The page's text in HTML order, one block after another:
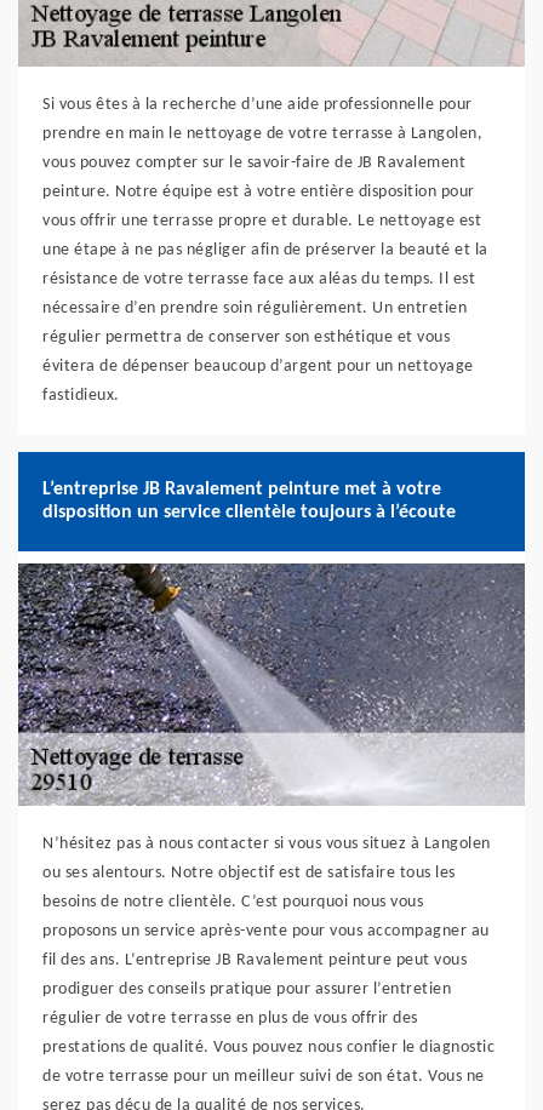
Si vous êtes à la recherche d’une aide professionnelle pour
prendre en main le nettoyage de votre terrasse à Langolen,
vous pouvez compter sur le savoir-faire de JB Ravalement
peinture. Notre équipe est à votre entière disposition pour
vous offrir une terrasse propre et durable. Le nettoyage est
une étape à ne pas négliger afin de préserver la beauté et la
résistance de votre terrasse face aux aléas du temps. Il est
nécessaire d’en prendre soin régulièrement. Un entretien
régulier permettra de conserver son esthétique et vous
évitera de dépenser beaucoup d’argent pour un nettoyage
fastidieux.
L’entreprise JB Ravalement peinture met à votre
disposition un service clientèle toujours à l’écoute
N’hésitez pas à nous contacter si vous vous situez à Langolen
ou ses alentours. Notre objectif est de satisfaire tous les
besoins de notre clientèle. C’est pourquoi nous vous
proposons un service après-vente pour vous accompagner au
fil des ans. L’entreprise JB Ravalement peinture peut vous
prodiguer des conseils pratique pour assurer l’entretien
régulier de votre terrasse en plus de vous offrir des
prestations de qualité. Vous pouvez nous confier le diagnostic
de votre terrasse pour un meilleur suivi de son état. Vous ne
serez pas déçu de la qualité de nos services.